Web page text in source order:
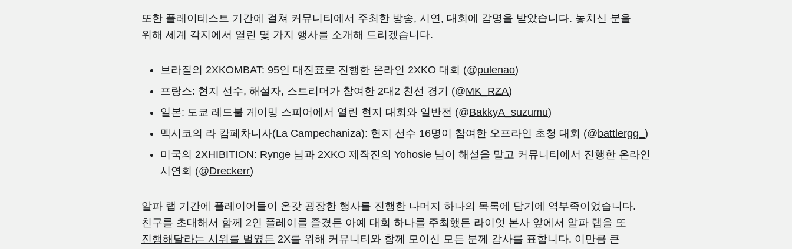
또한 플레이테스트 기간에 걸쳐 커뮤니티에서 주최한 방송, 시연, 대회에 감명을 받았습니다. 놓치신 분을
위해 세계 각지에서 열린 몇 가지 행사를 소개해 드리겠습니다.
브라질의 2XKOMBAT: 95인 대진표로 진행한 온라인 2XKO 대회 (@pulenao)
프랑스: 현지 선수, 해설자, 스트리머가 참여한 2대2 친선 경기 (@MK_RZA)
일본: 도쿄 레드불 게이밍 스피어에서 열린 현지 대회와 일반전 (@BakkyA_suzumu)
멕시코의 라 캄페차니사(La Campechaniza): 현지 선수 16명이 참여한 오프라인 초청 대회 (@battlergg_ )
미국의 2XHIBITION: Rynge 님과 2XKO 제작진의 Yohosie 님이 해설을 맡고 커뮤니티에서 진행한 온라인
시연회 (@Dreckerr)
알파 랩 기간에 플레이어들이 온갖 굉장한 행사를 진행한 나머지 하나의 목록에 담기에 역부족이었습니다.
친구를 초대해서 함께 2인 플레이를 즐겼든 아예 대회 하나를 주최했든 라이엇 본사 앞에서 알파 랩을 또
진행해달라는 시위를 벌였든 2X를 위해 커뮤니티와 함께 모이신 모든 분께 감사를 표합니다. 이만큼 큰